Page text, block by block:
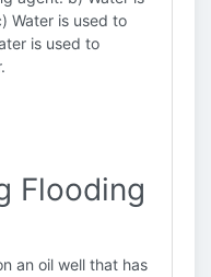
Water is used to
is used to
Flooding
an oil well that has